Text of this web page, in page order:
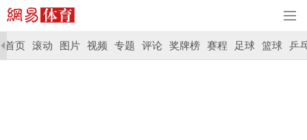
首页 滚动 图片 视频 专题 评论 奖牌榜 赛程 足球 篮球 乒